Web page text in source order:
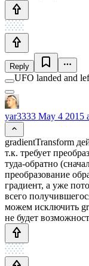
Reply
UFO landed and
yar3333 May 4 2015
gradientTransform
т.к. требует
туда-обратно
преобразование
градиент, а уже
всего
можем исключить
не будет